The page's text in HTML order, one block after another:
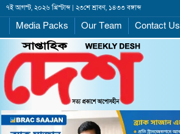
৭ই আগস্ট, ২০২৬ খ্রিস্টাব্দ | ২৩শে শ্রাবণ, ১৪৩৩ বঙ্গাব্দ
Media Packs Our Team Contact Us